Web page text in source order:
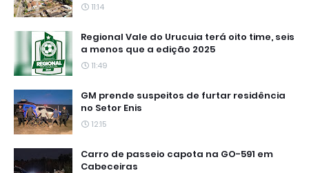
11:14
Regional Vale do Urucuia terá oito time, seis
a menos que a edição 2025
11:49
GM prende suspeitos de furtar residência
no Setor Enis
12:15
Carro de passeio capota na GO-591 em
Cabeceiras